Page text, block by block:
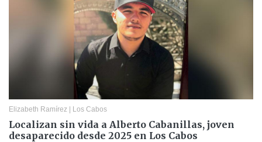
Elizabeth Ramírez | Los Cabos
Localizan sin vida a Alberto Cabanillas, joven
desaparecido desde 2025 en Los Cabos